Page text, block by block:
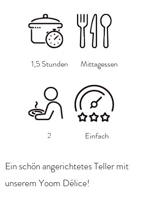
1,5 Stunden Mittagessen
2 Einfach
Ein schön angerichtetes Teller mit
unserem Yoom Délice!